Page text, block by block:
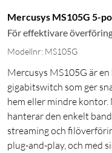
Mercusys MS105G 5-
För effektivare
Modellnr: MS105G
Mercusys MS105G är
gigabitswitch som ger
hem eller mindre
hanterar den enkelt
streaming och
plug-and-play, och med